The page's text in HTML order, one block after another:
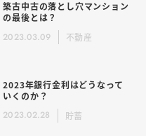
築古中古の落とし穴マンション
の最後とは？
2023.03.09 不動産
2023年銀行金利はどうなって
いくのか？
2023.02.28 貯蓄